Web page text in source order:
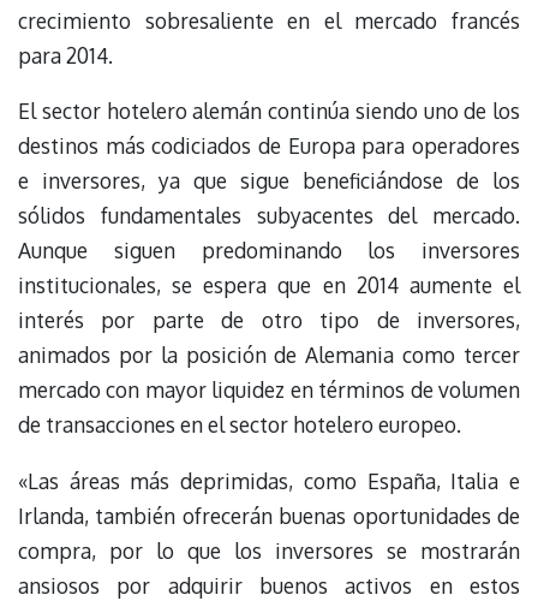
crecimiento sobresaliente en el mercado francés
para 2014.
El sector hotelero alemán continúa siendo uno de los
destinos más codiciados de Europa para operadores
e inversores, ya que sigue beneficiándose de los
sólidos fundamentales subyacentes del mercado.
Aunque siguen predominando los inversores
institucionales, se espera que en 2014 aumente el
interés por parte de otro tipo de inversores,
animados por la posición de Alemania como tercer
mercado con mayor liquidez en términos de volumen
de transacciones en el sector hotelero europeo.
«Las áreas más deprimidas, como España, Italia e
Irlanda, también ofrecerán buenas oportunidades de
compra, por lo que los inversores se mostrarán
ansiosos por adquirir buenos activos en estos